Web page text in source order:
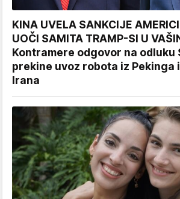
KINA UVELA SANKCIJE
UOČI SAMITA TRAMP-SI U
Kontramere odgovor na odluku
prekine uvoz robota iz Pekinga
Irana